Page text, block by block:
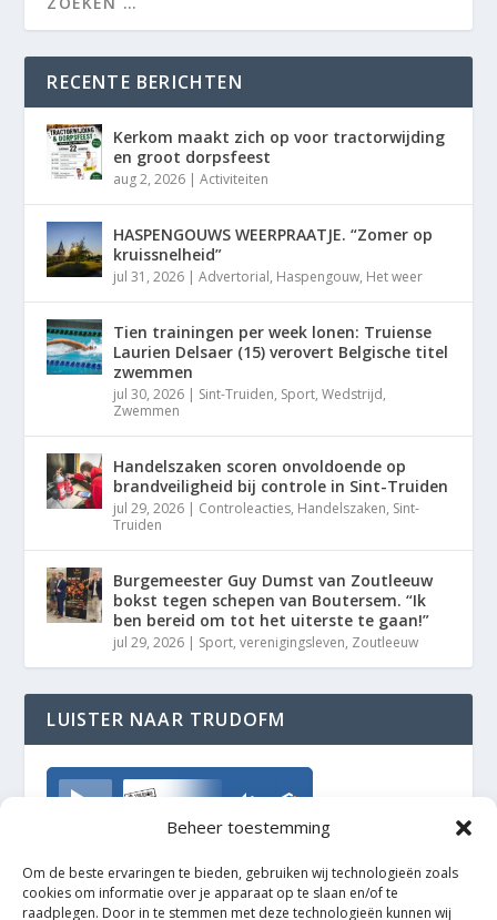
Beheer toestemming
Om de beste ervaringen te bieden, gebruiken wij technologieën zoals
cookies om informatie over je apparaat op te slaan en/of te
raadplegen. Door in te stemmen met deze technologieën kunnen wij
RECENTE BERICHTEN
Kerkom maakt zich op voor tractorwijding
en groot dorpsfeest
aug 2, 2026 |Activiteiten
HASPENGOUWS WEERPRAATJE. “Zomer op
kruissnelheid”
jul 31, 2026 |Advertorial, Haspengouw, Het weer
Tien trainingen per week lonen: Truiense
Laurien Delsaer (15) verovert Belgische titel
zwemmen
jul 30, 2026 | Sint-Truiden, Sport,Wedstrijd,
Zwemmen
Handelszaken scoren onvoldoende op
brandveiligheid bij controle in Sint-Truiden
jul 29, 2026 | Controleacties, Handelszaken, Sint-
Truiden
Burgemeester Guy Dumst van Zoutleeuw
bokst tegen schepen van Boutersem. “Ik
ben bereid om tot het uiterste te gaan!”
jul 29, 2026 | Sport,verenigingsleven, Zoutleeuw
LUISTER NAAR TRUDOFM
TrudoFM